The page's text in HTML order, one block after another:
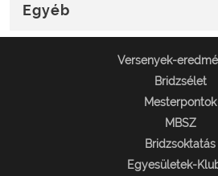
Egyéb
Versenyek-
Bridzsélet
Mesterpontok
MBSZ
Bridzsoktatás
Egyesületek-